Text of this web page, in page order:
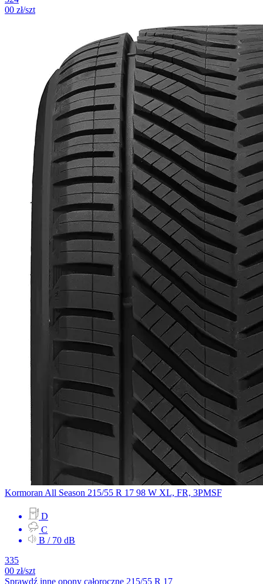
00 zł/szt
Kormoran All Season 215/55 R 17 98 W XL, FR, 3PMSF
D
C
B / 70 dB
335
00 zł/szt
Sprawdź inne opony całoroczne 215/55 R 17